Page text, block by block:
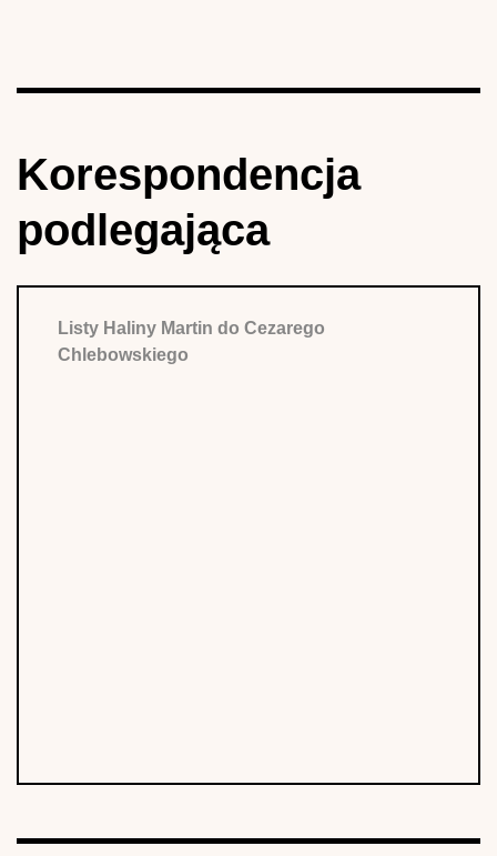
Korespondencja
podlegająca
Listy Haliny Martin do Cezarego
Chlebowskiego